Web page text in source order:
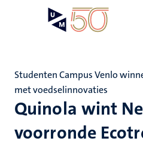
Quinola wint
voorronde
Studenten Campus Venlo
met voedselinnovaties